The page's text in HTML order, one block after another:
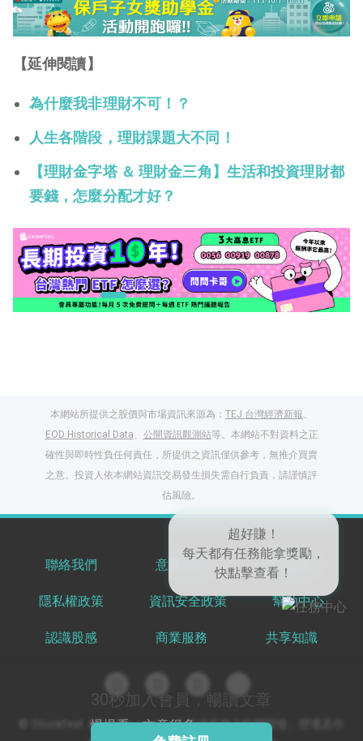
【延伸閱讀】
為什麼我非理財不可！？
人生各階段，理財課題大不同！
【理財金字塔 ＆ 理財金三角】生活和投資理財都
要錢，怎麼分配才好？
30秒加入會員，暢讀文章
慢慢看，文章很多
本網站所提供之股價與市場資訊來源為： TEJ 台灣經濟新報、
EOD Historical Data、 公開資訊觀測站等。本網站不對資料之正
確性與即時性負任何責任，所提供之資訊僅供參考，無推介買賣
之意。投資人依本網站資訊交易發生損失需自行負責，請謹慎評
估風險。
聯絡我們 意見反饋 服務條款
隱私權政策 資訊安全政策 幫助中心
認識股感 商業服務 共享知識
© Stockfeel. All rights reserved 股感服務之軟體開發、營運及作
超好賺！
每天都有任務能拿獎勵，
快點擊查看！
登入股感會員，閱讀
任一文章
出國就缺這咖？股